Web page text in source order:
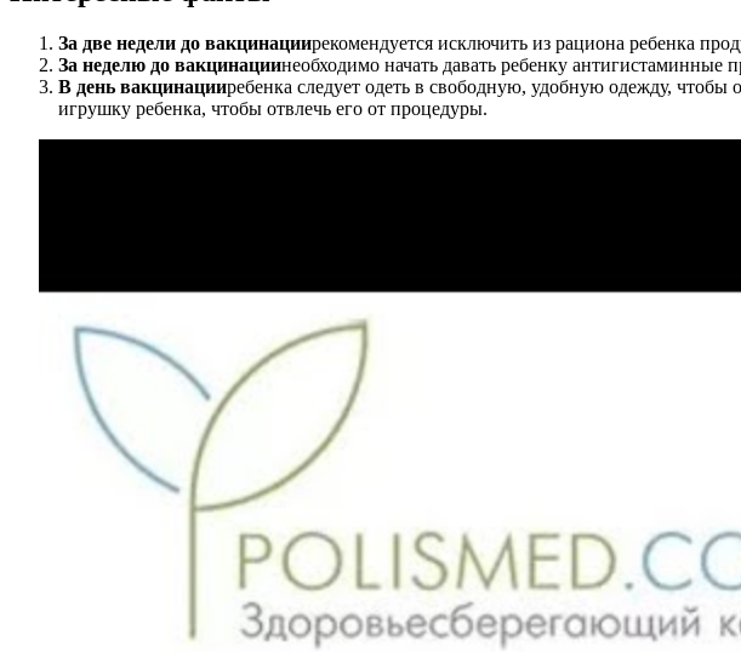
За две недели до вакцинациирекомендуется исключить из рациона ребенка
За неделю до вакцинациинеобходимо начать давать ребенку антигистаминные
В день вакцинацииребенка следует одеть в свободную, удобную одежду,
игрушку ребенка, чтобы отвлечь его от процедуры.